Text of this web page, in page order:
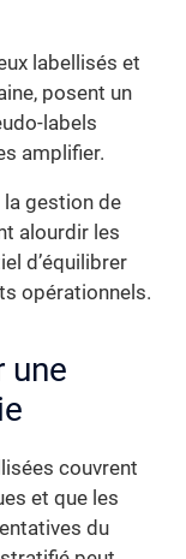
labellisés et
posent un
labels
amplifier.
la gestion de
alourdir les
d’équilibrer
opérationnels.
une
couvrent
et que les
du